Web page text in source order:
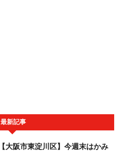
最新記事
【大阪市東淀川区】今週末はかみ